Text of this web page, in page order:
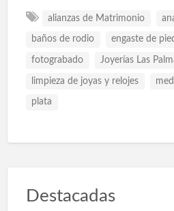
alianzas de Matrimonio
baños de rodio engaste de
fotograbado Joyerías Las
limpieza de joyas y relojes
plata
Destacadas